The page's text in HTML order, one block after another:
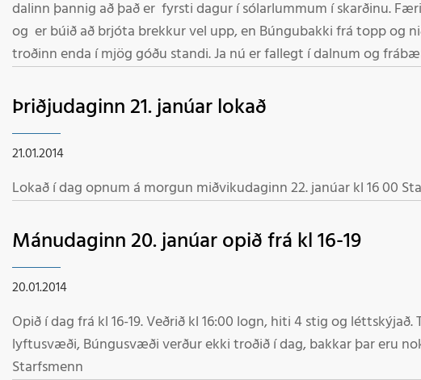
dalinn þannig að það er fyrsti dagur í sólarlummum í skarðinu. Færið er unnið harðfenni
og er búið að brjóta brekkur vel upp, en Búngubakki frá topp og
troðinn enda í mjög góðu standi. Ja nú er fallegt í dalnum og frábært færi fyrir góða
Þriðjudaginn 21. janúar lokað
21.01.2014
Lokað í dag
Mánudaginn 20. janúar opið frá kl 16-19
20.01.2014
Opið í dag frá kl 16-19. Veðrið kl 16:00 logn, hiti 4 stig og
lyftusvæði, Búngusvæði verður ekki troðið í dag, bakkar þar eru
Starfsmenn